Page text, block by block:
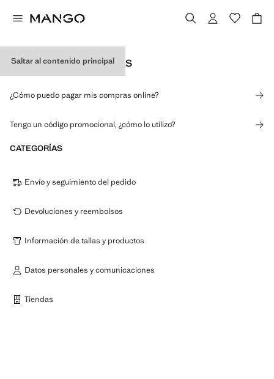
Saltar al contenido principal
PAGOS Y PROMOCIONES
¿Cómo puedo pagar mis compras online?
Tengo un código promocional, ¿cómo lo utilizo?
CATEGORÍAS
Envío y seguimiento del pedido
Devoluciones y reembolsos
Información de tallas y productos
Datos personales y comunicaciones
Tiendas